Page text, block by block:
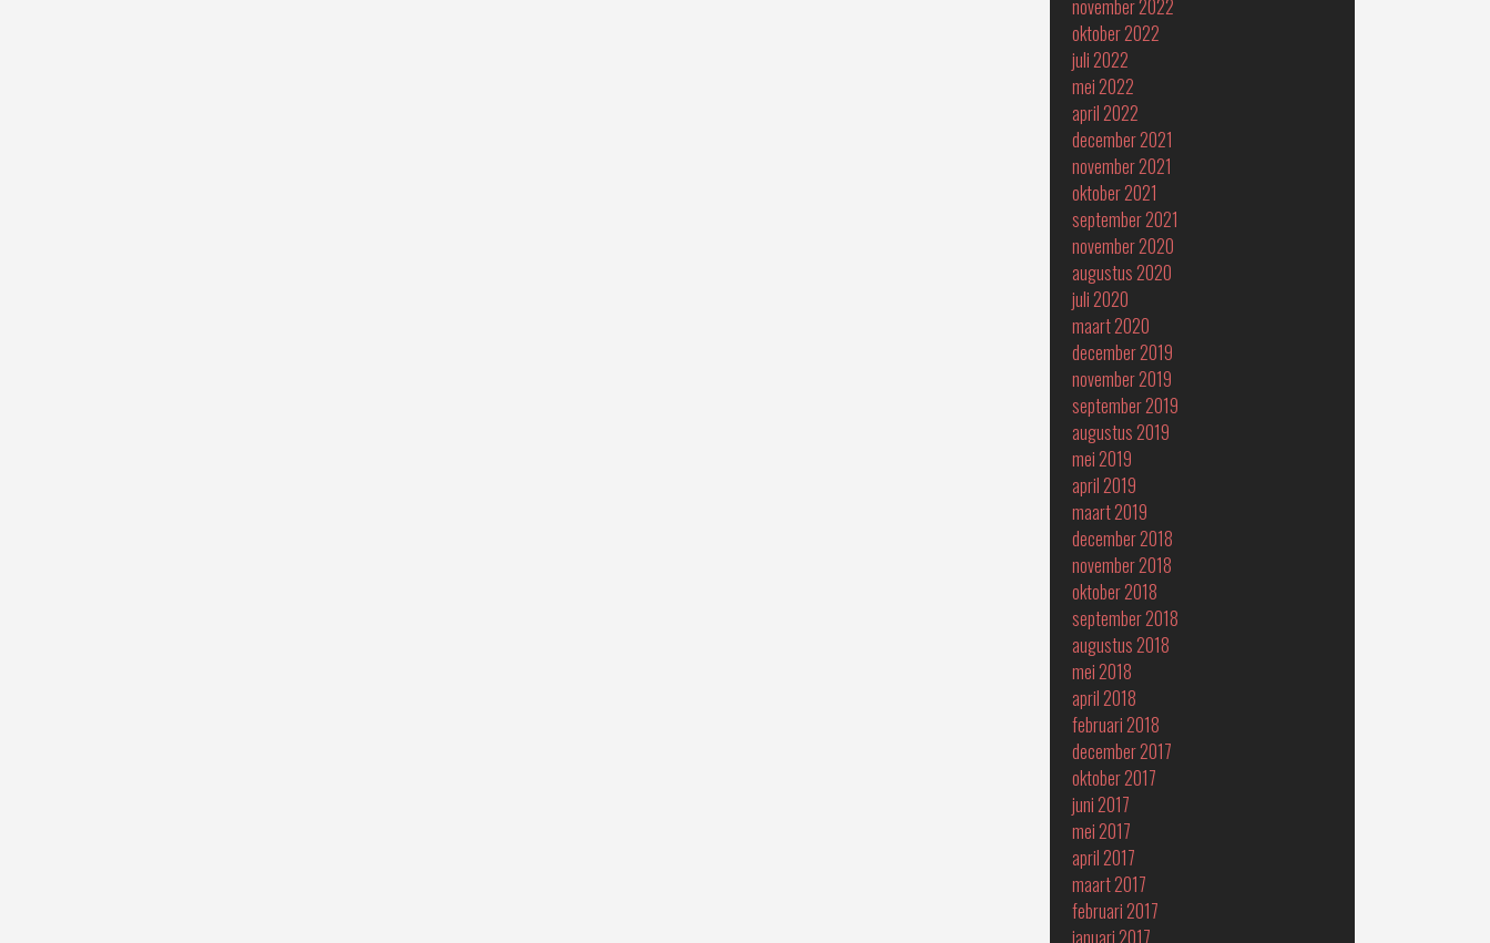
november 2022
oktober 2022
juli 2022
mei 2022
april 2022
december 2021
november 2021
oktober 2021
september 2021
november 2020
augustus 2020
juli 2020
maart 2020
december 2019
november 2019
september 2019
augustus 2019
mei 2019
april 2019
maart 2019
december 2018
november 2018
oktober 2018
september 2018
augustus 2018
mei 2018
april 2018
februari 2018
december 2017
oktober 2017
juni 2017
mei 2017
april 2017
maart 2017
februari 2017
januari 2017